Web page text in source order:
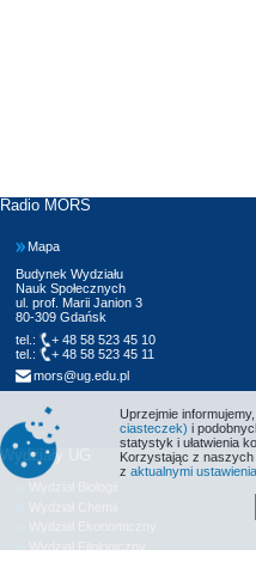
Radio MORS
Mapa
Budynek Wydziału
Nauk Społecznych
ul. prof. Marii Janion 3
80-309 Gdańsk
tel.:
+ 48 58 523 45 10
tel.:
+ 48 58 523 45 11
mors@ug.edu.pl
Wydziały UG
Uprzejmie
ciasteczek) i
statystyk i ułatwienia
Korzystając z
z aktualnymi